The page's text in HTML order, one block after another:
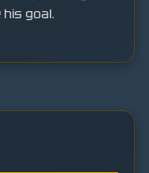
goal.